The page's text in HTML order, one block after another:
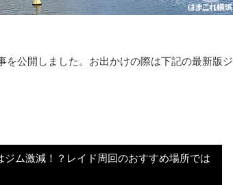
公開しました。お出かけの際は下記の最新版ジ
ム激減！？レイド周回のおすすめ場所では